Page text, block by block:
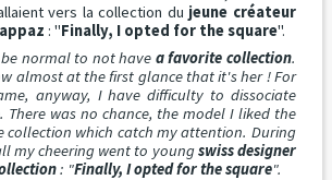
vers la collection du jeune créateur
: "Finally, I opted for the square".
normal to not have a favorite collection.
almost at the first glance that it's her ! For
anyway, I have difficulty to dissociate
There was no chance, the model I liked the
collection which catch my attention. During
my cheering went to youngswiss designer
: "Finally, I opted for the square".